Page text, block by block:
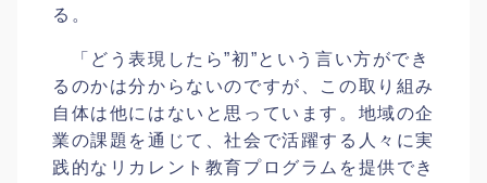
る。
「どう表現したら”初”という言い方ができ
るのかは分からないのですが、この取り組み
自体は他にはないと思っています。地域の企
業の課題を通じて、社会で活躍する人々に実
践的なリカレント教育プログラムを提供でき